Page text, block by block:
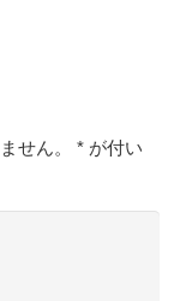
せん。 *が付い